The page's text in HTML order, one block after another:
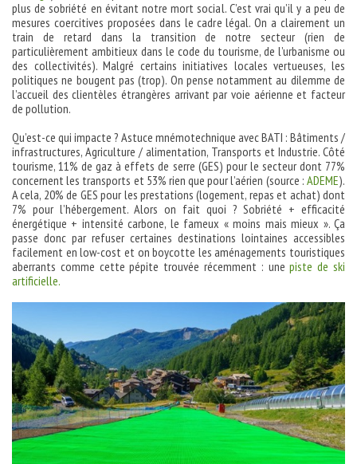
plus de sobriété en évitant notre mort social. C’est vrai qu’il y a peu de
mesures coercitives proposées dans le cadre légal. On a clairement un
train de retard dans la transition de notre secteur (rien de
particulièrement ambitieux dans le code du tourisme, de l’urbanisme ou
des collectivités). Malgré certains initiatives locales vertueuses, les
politiques ne bougent pas (trop). On pense notamment au dilemme de
l’accueil des clientèles étrangères arrivant par voie aérienne et facteur
de pollution.
Qu’est-ce qui impacte ? Astuce mnémotechnique avec BATI : Bâtiments /
infrastructures, Agriculture / alimentation, Transports et Industrie. Côté
tourisme, 11% de gaz à effets de serre (GES) pour le secteur dont 77%
concernent les transports et 53% rien que pour l’aérien (source : ADEME).
A cela, 20% de GES pour les prestations (logement, repas et achat) dont
7% pour l’hébergement. Alors on fait quoi ? Sobriété + efficacité
énergétique + intensité carbone, le fameux « moins mais mieux ». Ça
passe donc par refuser certaines destinations lointaines accessibles
facilement en low-cost et on boycotte les aménagements touristiques
aberrants comme cette pépite trouvée récemment : unepiste de ski
artificielle.